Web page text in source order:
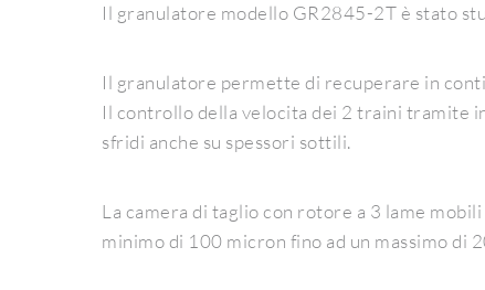
Il granulatore modello GR2845-2T è stato
Il granulatore permette di recuperare in
Il controllo della velocita dei 2 traini tramite
sfridi anche su spessori sottili.
La camera di taglio con rotore a 3 lame
minimo di 100 micron fino ad un massimo di